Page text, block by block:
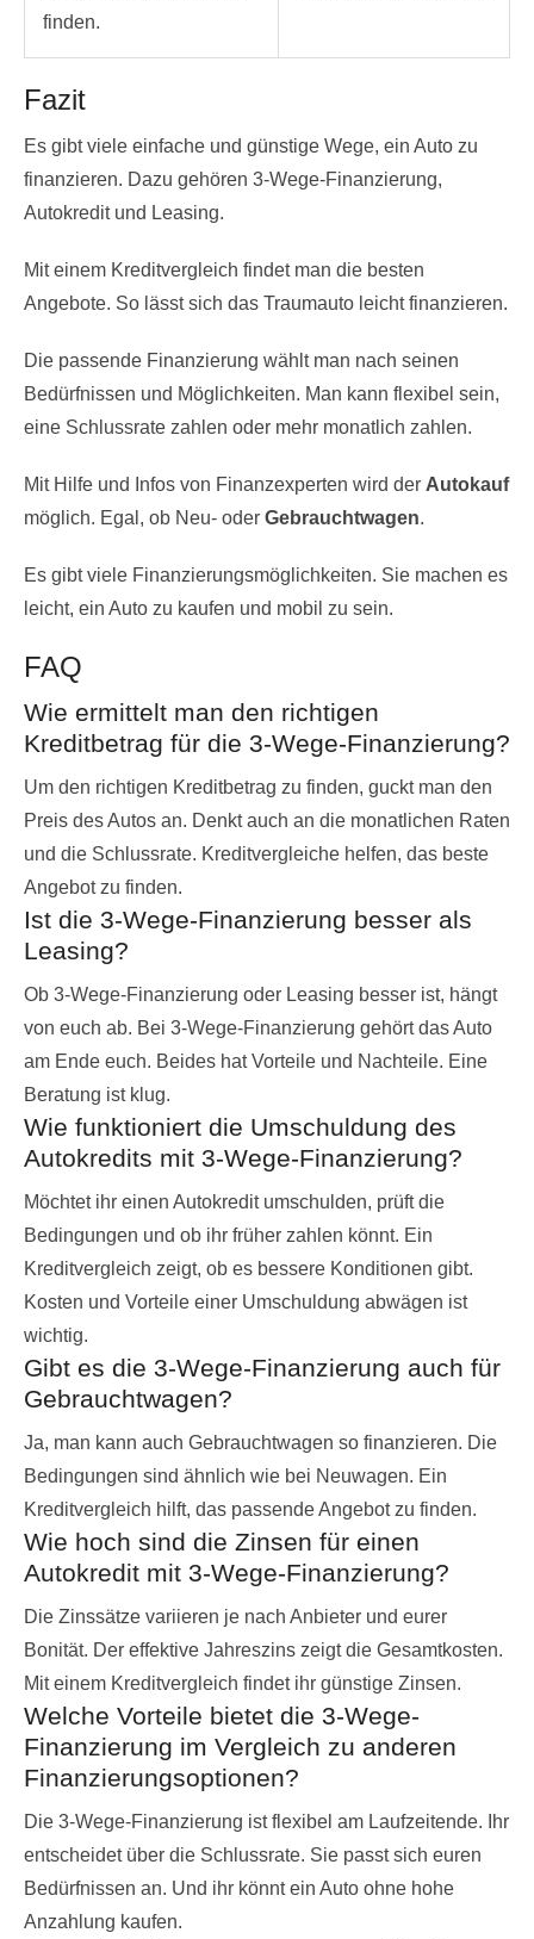
finden.
Fazit
Es gibt viele einfache und günstige Wege, ein Auto zu
finanzieren. Dazu gehören 3-Wege-Finanzierung,
Autokredit und Leasing.
Mit einem Kreditvergleich findet man die besten
Angebote. So lässt sich das Traumauto leicht finanzieren.
Die passende Finanzierung wählt man nach seinen
Bedürfnissen und Möglichkeiten. Man kann flexibel sein,
eine Schlussrate zahlen oder mehr monatlich zahlen.
Mit Hilfe und Infos von Finanzexperten wird der Autokauf
möglich. Egal, ob Neu- oder Gebrauchtwagen.
Es gibt viele Finanzierungsmöglichkeiten. Sie machen es
leicht, ein Auto zu kaufen und mobil zu sein.
FAQ
Wie ermittelt man den richtigen
Kreditbetrag für die 3-Wege-Finanzierung?
Um den richtigen Kreditbetrag zu finden, guckt man den
Preis des Autos an. Denkt auch an die monatlichen Raten
und die Schlussrate. Kreditvergleiche helfen, das beste
Angebot zu finden.
Ist die 3-Wege-Finanzierung besser als
Leasing?
Ob 3-Wege-Finanzierung oder Leasing besser ist, hängt
von euch ab. Bei 3-Wege-Finanzierung gehört das Auto
am Ende euch. Beides hat Vorteile und Nachteile. Eine
Beratung ist klug.
Wie funktioniert die Umschuldung des
Autokredits mit 3-Wege-Finanzierung?
Möchtet ihr einen Autokredit umschulden, prüft die
Bedingungen und ob ihr früher zahlen könnt. Ein
Kreditvergleich zeigt, ob es bessere Konditionen gibt.
Kosten und Vorteile einer Umschuldung abwägen ist
wichtig.
Gibt es die 3-Wege-Finanzierung auch für
Gebrauchtwagen?
Ja, man kann auch Gebrauchtwagen so finanzieren. Die
Bedingungen sind ähnlich wie bei Neuwagen. Ein
Kreditvergleich hilft, das passende Angebot zu finden.
Wie hoch sind die Zinsen für einen
Autokredit mit 3-Wege-Finanzierung?
Die Zinssätze variieren je nach Anbieter und eurer
Bonität. Der effektive Jahreszins zeigt die Gesamtkosten.
Mit einem Kreditvergleich findet ihr günstige Zinsen.
Welche Vorteile bietet die 3-Wege-
Finanzierung im Vergleich zu anderen
Finanzierungsoptionen?
Die 3-Wege-Finanzierung ist flexibel am Laufzeitende. Ihr
entscheidet über die Schlussrate. Sie passt sich euren
Bedürfnissen an. Und ihr könnt ein Auto ohne hohe
Anzahlung kaufen.